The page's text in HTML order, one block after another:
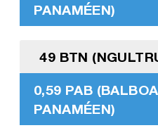
PANAMÉEN)
49 BTN
0,59 PAB (BALBOA
PANAMÉEN)